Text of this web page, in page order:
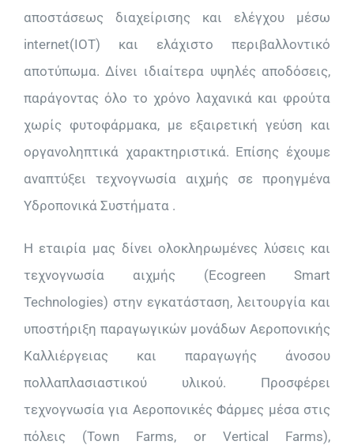
αποστάσεως διαχείρισης και ελέγχου μέσω
internet(IOT) και ελάχιστο περιβαλλοντικό
αποτύπωμα. Δίνει ιδιαίτερα υψηλές αποδόσεις,
παράγοντας όλο το χρόνο λαχανικά και φρούτα
χωρίς φυτοφάρμακα, με εξαιρετική γεύση και
οργανοληπτικά χαρακτηριστικά. Επίσης έχουμε
αναπτύξει τεχνογνωσία αιχμής σε προηγμένα
Υδροπονικά Συστήματα .
Η εταιρία μας δίνει ολοκληρωμένες λύσεις και
τεχνογνωσία αιχμής (Ecogreen Smart
Technologies) στην εγκατάσταση, λειτουργία και
υποστήριξη παραγωγικών μονάδων Αεροπονικής
Καλλιέργειας και παραγωγής άνοσου
πολλαπλασιαστικού υλικού. Προσφέρει
τεχνογνωσία για Αεροπονικές Φάρμες μέσα στις
πόλεις (Town Farms, or Vertical Farms),